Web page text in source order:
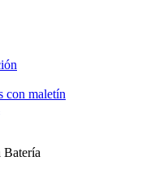
con maletín
Batería